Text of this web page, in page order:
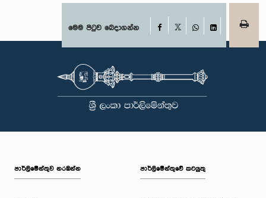
මෙම පිටුව බෙදාගන්න Facebook
WhatsAppLinkedIn
පාර්ලි‌මේන්තුව නරඹන්න පාර්ලිමේන්තුවේ කටයුතු